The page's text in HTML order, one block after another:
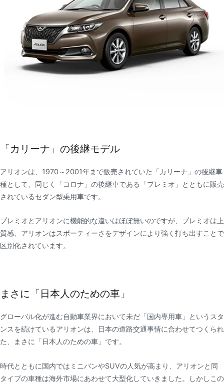
「カリーナ」の後継モデル
アリオンは、1970～2001年まで販売されていた「カリーナ」の後継車
種として、同じく「コロナ」の後継車である「プレミオ」とともに販売
されているセダン型乗用車です。
プレミオとアリオンに機能的な違いはほぼ無いのですが、プレミオは上
質感、アリオンはスポーティーさをデザインにより強く打ち出すことで
区別化されています。
まさに「日本人のための車」
グローバル化が進む自動車業界において未だ「国内専用車」というスタ
ンスを続けているアリオンは、日本の道路交通事情に合わせてつくられ
た、まさに「日本人のための車」です。
時代とともに国内ではミニバンやSUVの人気が高まり、アリオンと同
タイプの車種は海外市場にあわせて大型化していきました。しかしこの